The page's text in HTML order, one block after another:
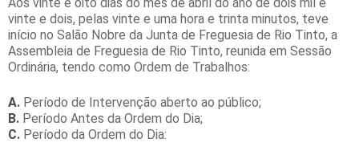
vinte e dois, pelas vinte e uma hora e trinta minutos, teve
início no Salão Nobre da Junta de Freguesia de Rio Tinto, a
Assembleia de Freguesia de Rio Tinto, reunida em Sessão
Ordinária, tendo como Ordem de Trabalhos:
A. Período de Intervenção aberto ao público;
B. Período Antes da Ordem do Dia;
C. Período da Ordem do Dia: